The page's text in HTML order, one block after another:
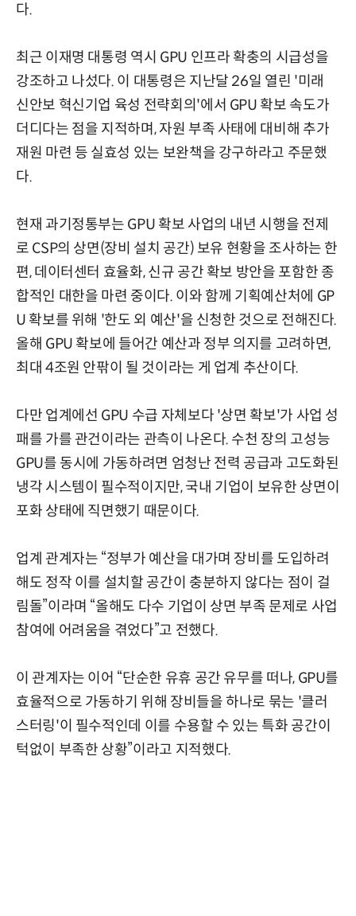
다.
최근 이재명 대통령 역시 GPU 인프라 확충의 시급성을
강조하고 나섰다. 이 대통령은 지난달 26일 열린 '미래
신안보 혁신기업 육성 전략회의'에서 GPU 확보 속도가
더디다는 점을 지적하며, 자원 부족 사태에 대비해 추가
재원 마련 등 실효성 있는 보완책을 강구하라고 주문했
다.
현재 과기정통부는 GPU 확보 사업의 내년 시행을 전제
로 CSP의 상면(장비 설치 공간) 보유 현황을 조사하는 한
편, 데이터센터 효율화, 신규 공간 확보 방안을 포함한 종
합적인 대한을 마련 중이다. 이와 함께 기획예산처에 GP
U 확보를 위해 '한도 외 예산'을 신청한 것으로 전해진다.
올해 GPU 확보에 들어간 예산과 정부 의지를 고려하면,
최대 4조원 안팎이 될 것이라는 게 업계 추산이다.
다만 업계에선 GPU 수급 자체보다 '상면 확보'가 사업 성
패를 가를 관건이라는 관측이 나온다. 수천 장의 고성능
GPU를 동시에 가동하려면 엄청난 전력 공급과 고도화된
냉각 시스템이 필수적이지만, 국내 기업이 보유한 상면이
포화 상태에 직면했기 때문이다.
업계 관계자는 “정부가 예산을 대가며 장비를 도입하려
해도 정작 이를 설치할 공간이 충분하지 않다는 점이 걸
림돌”이라며 “올해도 다수 기업이 상면 부족 문제로 사업
참여에 어려움을 겪었다”고 전했다.
이 관계자는 이어 “단순한 유휴 공간 유무를 떠나, GPU를
효율적으로 가동하기 위해 장비들을 하나로 묶는 '클러
스터링'이 필수적인데 이를 수용할 수 있는 특화 공간이
턱없이 부족한 상황”이라고 지적했다.